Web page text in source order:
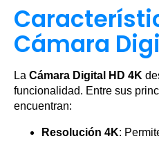
Cámara
La Cámara Digital HD 4K
funcionalidad. Entre sus
encuentran:
Resolución 4K: